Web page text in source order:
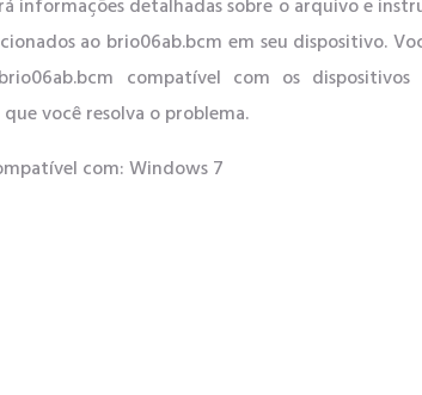
informações detalhadas sobre o arquivo e
ao brio06ab.bcm em seu dispositivo.
compatível com os
você resolva o problema.
com: Windows 7